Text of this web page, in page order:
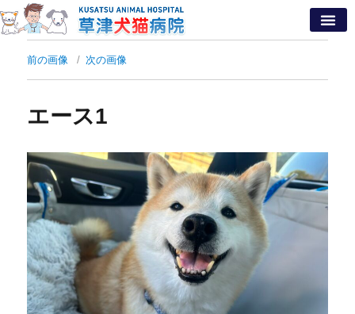
前の画像 次の画像
エース1